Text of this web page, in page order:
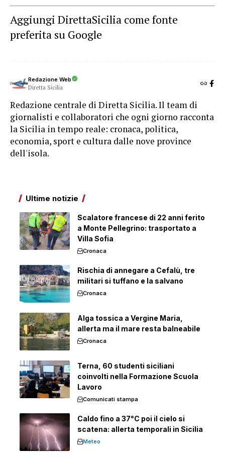
Aggiungi DirettaSicilia come fonte
preferita su Google
Redazione Web
Diretta Sicilia
Redazione centrale di Diretta Sicilia. Il team di
giornalisti e collaboratori che ogni giorno racconta
la Sicilia in tempo reale: cronaca, politica,
economia, sport e cultura dalle nove province
dell'isola.
Ultime notizie
Scalatore francese di 22 anni ferito
a Monte Pellegrino: trasportato a
Villa Sofia
Cronaca
Rischia di annegare a Cefalù, tre
militari si tuffano e la salvano
Cronaca
Alga tossica a Vergine Maria,
allerta ma il mare resta balneabile
Cronaca
Terna, 60 studenti siciliani
coinvolti nella Formazione Scuola
Lavoro
Comunicati stampa
Caldo fino a 37°C poi il cielo si
scatena: allerta temporali in Sicilia
Meteo